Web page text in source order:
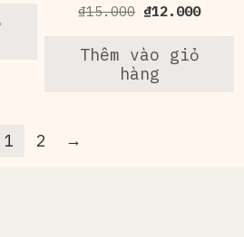
₫15.000 Giá
là:
₫15.000.
₫12.000Giá
Thêm vào giỏ
hàng
1 2 →